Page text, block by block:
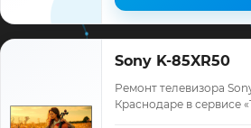
Sony K-85XR50
Ремонт телевизора
Краснодаре в сервисе